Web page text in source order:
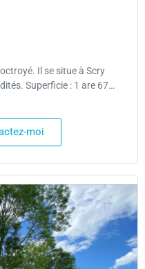
Il se situe à Scry
Superficie : 1 are 67…
moi